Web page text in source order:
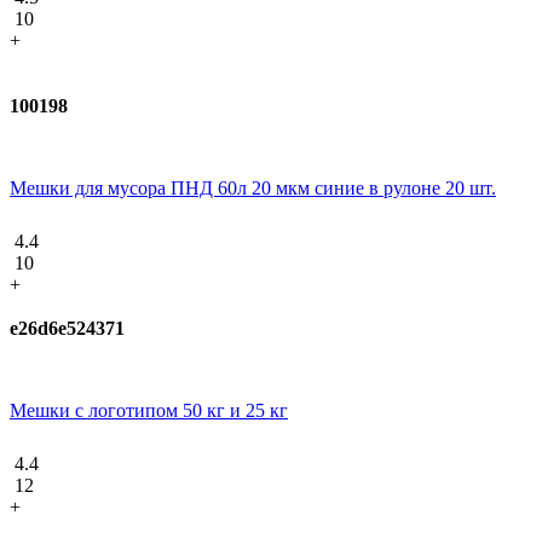
10
+
100198
Мешки для мусора ПНД 60л 20 мкм синие в рулоне 20 шт.
4.4
10
+
e26d6e524371
Мешки с логотипом 50 кг и 25 кг
4.4
12
+